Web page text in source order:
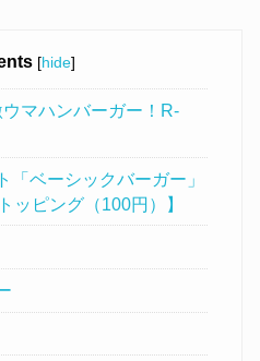
[hide]
マハンバーガー！R-
「ベーシックバーガー」
ッピング（100円）】